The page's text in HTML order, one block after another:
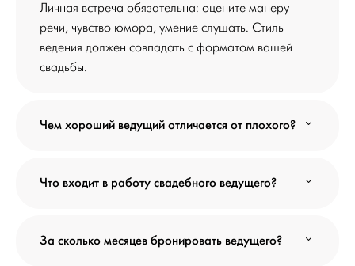
Личная встреча обязательна: оцените манеру
речи, чувство юмора, умение слушать. Стиль
ведения должен совпадать с форматом вашей
свадьбы.
Чем хороший ведущий отличается от плохого?
Что входит в работу свадебного ведущего?
За сколько месяцев бронировать ведущего?